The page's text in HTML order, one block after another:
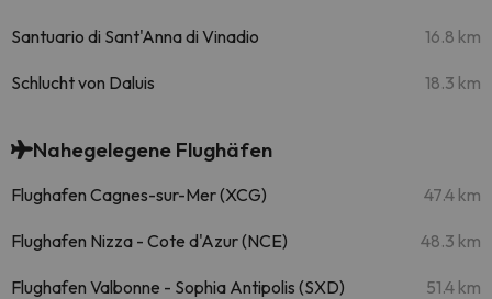
Santuario di Sant'Anna di Vinadio 16.8 km
Schlucht von Daluis 18.3 km
Nahegelegene Flughäfen
Flughafen Cagnes-sur-Mer (XCG) 47.4 km
Flughafen Nizza - Cote d'Azur (NCE) 48.3 km
Flughafen Valbonne - Sophia Antipolis (SXD) 51.4 km